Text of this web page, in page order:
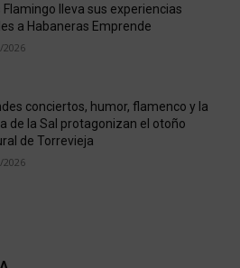
Flamingo lleva sus experiencias
a Habaneras Emprende
2026
conciertos, humor, flamenco y la
de la Sal protagonizan el otoño
de Torrevieja
2026